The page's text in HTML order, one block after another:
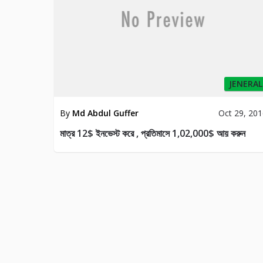
JENERAL
By Md Abdul Guffer Oct 29,
মাত্র 12$ ইনভেস্ট করে , প্রতিমাসে 1,02,000$ আয় করুন